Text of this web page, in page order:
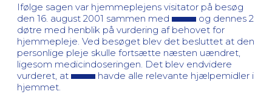
Ifølge sagen var hjemmeplejens visitator på besøg
den 16. august 2001 sammen med
og dennes 2
døtre med henblik på vurdering af behovet for
hjemmepleje. Ved besøget blev det besluttet at den
personlige pleje skulle fortsætte næsten uændret,
ligesom medicindoseringen. Det blev endvidere
vurderet, at
havde alle relevante hjælpemidler i
hjemmet.